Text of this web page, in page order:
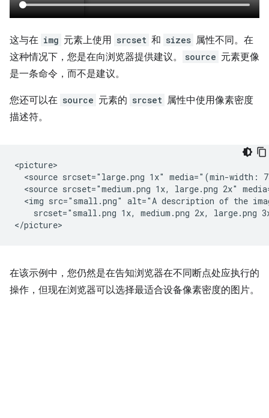
这与在 img 元素上使用 srcset 和 sizes 属性不同。在
这种情况下，您是在向浏览器提供建议。
source 元素更像
是一条命令，而不是建议。
您还可以在 source 元素的 srcset 属性中使用像素密度
描述符。
<picture>
<source srcset="large.png 1x" media="(min-width:
<source srcset="medium.png 1x, large.png 2x"
<img src="small.png" alt="A description of the
srcset="small.png 1x, medium.png 2x, large.png
在该示例中，您仍然是在告知浏览器在不同断点处应执行的
操作，但现在浏览器可以选择最适合设备像素密度的图片。